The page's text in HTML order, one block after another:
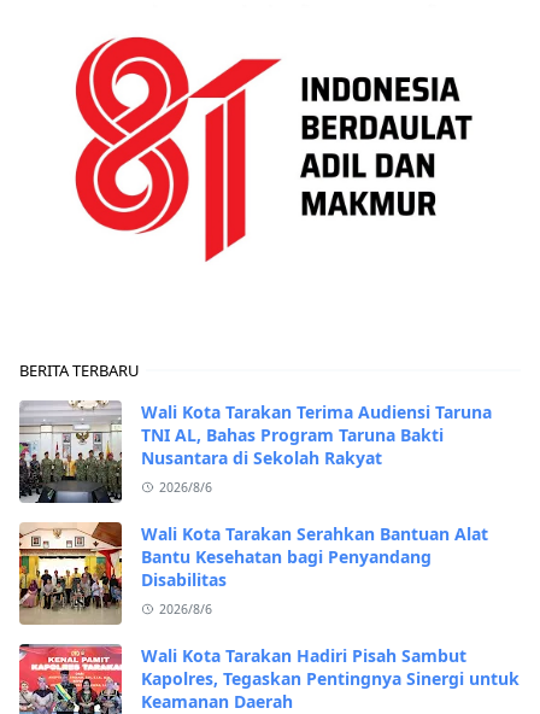
BERITA TERBARU
Wali Kota Tarakan Terima Audiensi Taruna
TNI AL, Bahas Program Taruna Bakti
Nusantara di Sekolah Rakyat
2026/8/6
Wali Kota Tarakan Serahkan Bantuan Alat
Bantu Kesehatan bagi Penyandang
Disabilitas
2026/8/6
Wali Kota Tarakan Hadiri Pisah Sambut
Kapolres, Tegaskan Pentingnya Sinergi untuk
Keamanan Daerah